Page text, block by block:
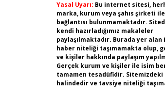
Yasal Uyarı: Bu internet sitesi,
marka, kurum veya şahıs şirketi
bağlantısı bulunmamaktadır.
kendi hazırladığımız makaleler
paylaşılmaktadır. Burada yer
haber niteliği taşımamakta olup,
ve kişiler hakkında paylaşım
Gerçek kurum ve kişiler ile isim
tamamen tesadüfidir.
halindedir ve tavsiye niteliği